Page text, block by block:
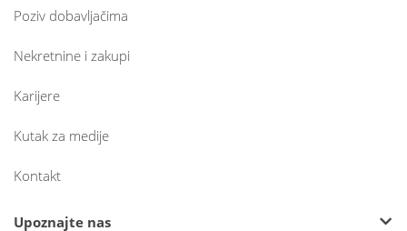
Poziv dobavljačima
Nekretnine i zakupi
Karijere
Kutak za medije
Kontakt
Upoznajte nas